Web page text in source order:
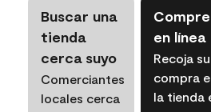
Buscar una
tienda
cerca suyo
Comerciantes
locales cerca
Compre
en línea
Recoja su
compra
la tienda